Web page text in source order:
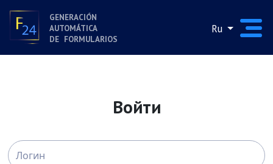
GENERACIÓN
AUTOMÁTICA
DE FORMULARIOS
Ru
Войти